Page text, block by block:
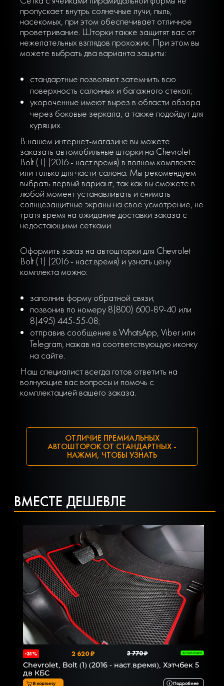
пропускает внутрь солнечные лучи, пыль,
насекомых, при этом обеспечивает отличное
проветривание. Шторки также защитят вас от
нежелательных взглядов прохожих. При этом вы
можете выбрать два варианта защиты:
стандартные позволяют затемнить всю
поверхность салонных и багажного стекол;
укороченные имеют вырез в области обзора
через боковые зеркала, а также подойдут для
курящих.
В нашем интернет-магазине вы можете
заказать автомобильные шторки на Chevrolet
Bolt (1) (2016 - наст.время) в полном комплекте
или только для части салона. Мы рекомендуем
выбрать первый вариант, так как вы сможете в
любой момент устанавливать и снимать
солнцезащитные экраны на свое усмотрение, не
тратя время на ожидание доставки заказа с
недостающими сетками.
Оформить заказ на автошторки для Chevrolet
Bolt (1) (2016 - наст.время) и узнать цену
комплекта можно:
заполнив форму обратной связи;
позвонив по номеру 8(800) 600-89-40 или
8(495) 445-55-08;
отправив сообщение в WhatsApp, Viber или
Telegram, нажав на соответствующую иконку
на сайте.
Наш специалист всегда готов ответить на
волнующие вас вопросы и помочь с
комплектацией вашего заказа.
ОТЛИЧИЕ ПРЕМИАЛЬНЫХ
АВТОШТОРОК ОТ СТАНДАРТНЫХ -
НАЖМИ, ЧТОБЫ УЗНАТЬ
ВМЕСТЕ ДЕШЕВЛЕ
-31% 2 620 ₽ 3 770 ₽ В НАЛИЧИИ
Chevrolet, Bolt (1) (2016 - наст.время), Хэтчбек 5
дв КБС
В корзину Подробнее